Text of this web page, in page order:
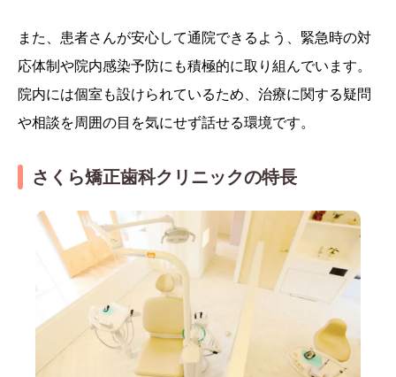
また、患者さんが安心して通院できるよう、緊急時の対
応体制や院内感染予防にも積極的に取り組んでいます。
院内には個室も設けられているため、治療に関する疑問
や相談を周囲の目を気にせず話せる環境です。
さくら矯正歯科クリニックの特長